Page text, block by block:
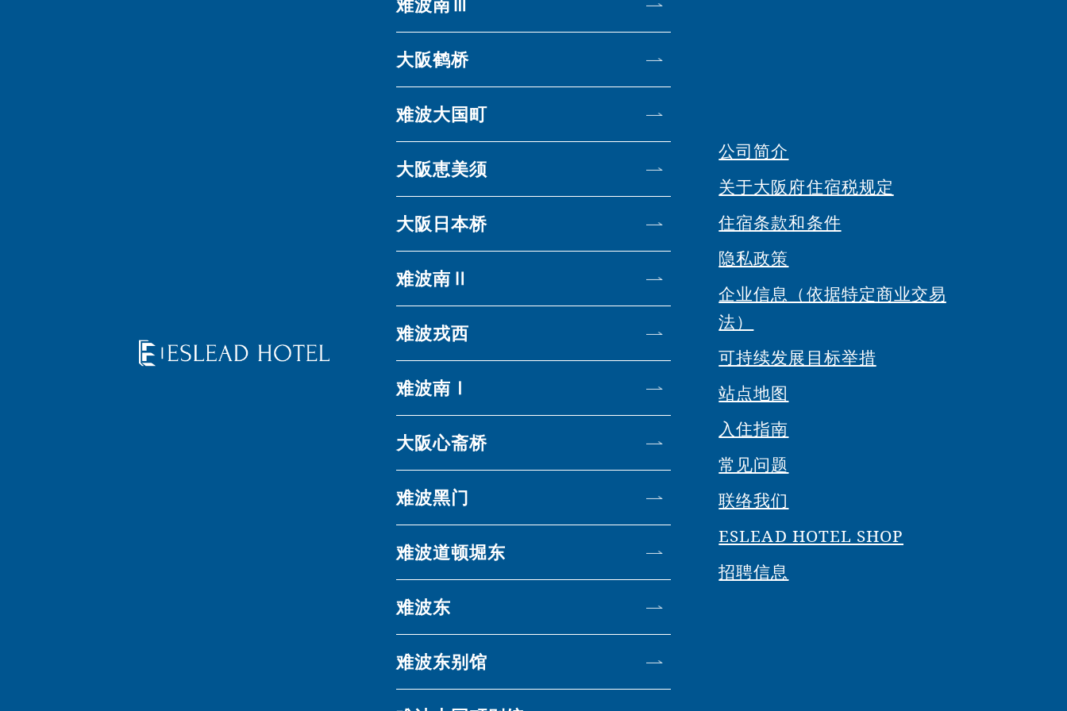
大阪鹤桥
难波大国町
大阪恵美须
大阪日本桥
难波南Ⅱ
难波戎西
难波南Ⅰ
大阪心斋桥
难波黑门
难波道顿堀东
难波东
难波东别馆
公司简介
关于大阪府住宿税规定
住宿条款和条件
隐私政策
企业信息（依据特定商业交易
法）
可持续发展目标举措
站点地图
入住指南
常见问题
联络我们
ESLEAD HOTEL SHOP
招聘信息